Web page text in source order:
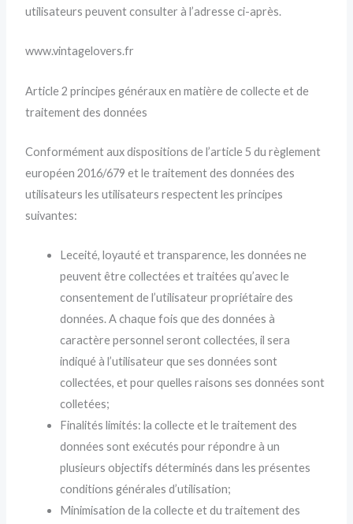
utilisateurs peuvent consulter à l’adresse ci-après.
www.vintagelovers.fr
Article 2 principes généraux en matière de collecte et de
traitement des données
Conformément aux dispositions de l’article 5 du règlement
européen 2016/679 et le traitement des données des
utilisateurs les utilisateurs respectent les principes
suivantes:
Leceité, loyauté et transparence, les données ne
peuvent être collectées et traitées qu’avec le
consentement de l’utilisateur propriétaire des
données. A chaque fois que des données à
caractère personnel seront collectées, il sera
indiqué à l’utilisateur que ses données sont
collectées, et pour quelles raisons ses données sont
colletées;
Finalités limités: la collecte et le traitement des
données sont exécutés pour répondre à un
plusieurs objectifs déterminés dans les présentes
conditions générales d’utilisation;
Minimisation de la collecte et du traitement des